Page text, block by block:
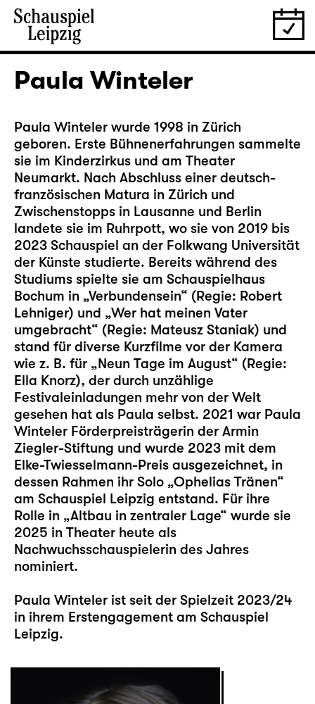
Paula Winteler
Paula Winteler wurde 1998 in Zürich
geboren. Erste Bühnenerfahrungen sammelte
sie im Kinderzirkus und am Theater
Neumarkt. Nach Abschluss einer deutsch-
französischen Matura in Zürich und
Zwischenstopps in Lausanne und Berlin
landete sie im Ruhrpott, wo sie von 2019 bis
2023 Schauspiel an der Folkwang Universität
der Künste studierte. Bereits während des
Studiums spielte sie am Schauspielhaus
Bochum in „Verbundensein“ (Regie: Robert
Lehniger) und „Wer hat meinen Vater
umgebracht“ (Regie: Mateusz Staniak) und
stand für diverse Kurzfilme vor der Kamera
wie z. B. für „Neun Tage im August“ (Regie:
Ella Knorz), der durch unzählige
Festivaleinladungen mehr von der Welt
gesehen hat als Paula selbst. 2021 war Paula
Winteler Förderpreisträgerin der Armin
Ziegler-Stiftung und wurde 2023 mit dem
Elke-Twiesselmann-Preis ausgezeichnet, in
dessen Rahmen ihr Solo „Ophelias Tränen“
am Schauspiel Leipzig entstand. Für ihre
Rolle in „Altbau in zentraler Lage“ wurde sie
2025 in Theater heute als
Nachwuchsschauspielerin des Jahres
nominiert.
Paula Winteler ist seit der Spielzeit 2023/24
in ihrem Erstengagement am Schauspiel
Leipzig.